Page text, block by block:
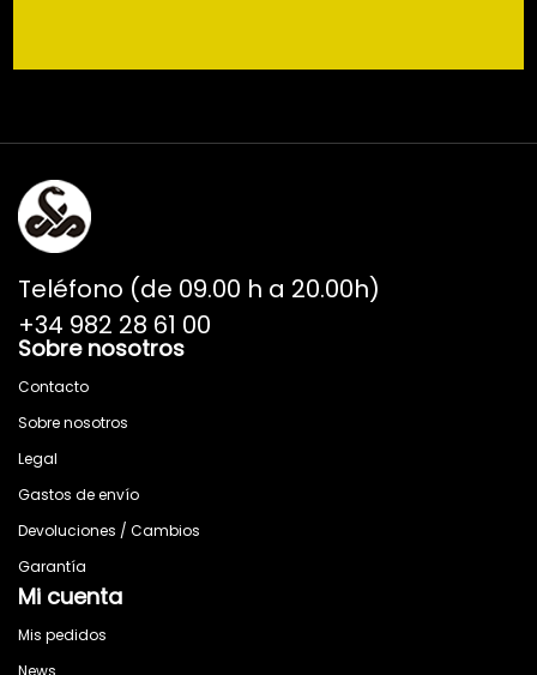
Teléfono (de 09.00 h a 20.00h)
+34 982 28 61 00
Sobre nosotros
Contacto
Sobre nosotros
Legal
Gastos de envío
Devoluciones / Cambios
Garantía
Mi cuenta
Mis pedidos
News